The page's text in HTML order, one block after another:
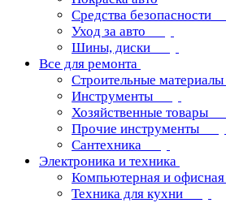
Средства безопасности
Уход за авто
Шины, диски
Все для ремонта
Строительные материалы
Инструменты
Хозяйственные товары
Прочие инструменты
Сантехника
Электроника и техника
Компьютерная и офисная
Техника для кухни